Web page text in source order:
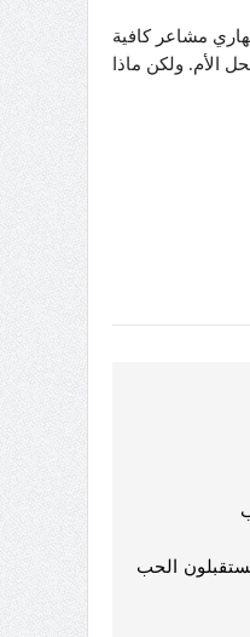
مشاعر كافية
الأم. ولكن ماذا
الحب